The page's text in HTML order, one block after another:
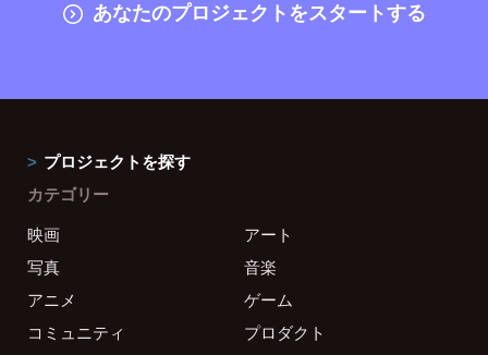
あなたのプロジェクトをスタートする
プロジェクトを探す
カテゴリー
映画
アート
写真
音楽
アニメ
ゲーム
コミュニティ
プロダクト